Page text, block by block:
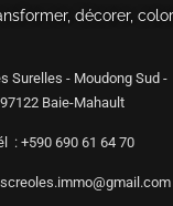
décorer,
Surelles - Moudong Sud -
97122 Baie-Mahault
: +590 690 61 64 70